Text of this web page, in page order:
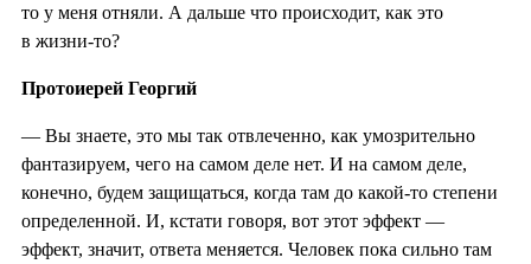
то у меня отняли. А дальше что происходит, как это
в жизни-то?
Протоиерей Георгий
— Вы знаете, это мы так отвлеченно, как умозрительно
фантазируем, чего на самом деле нет. И на самом деле,
конечно, будем защищаться, когда там до какой-то степени
определенной. И, кстати говоря, вот этот эффект —
эффект, значит, ответа меняется. Человек пока сильно там